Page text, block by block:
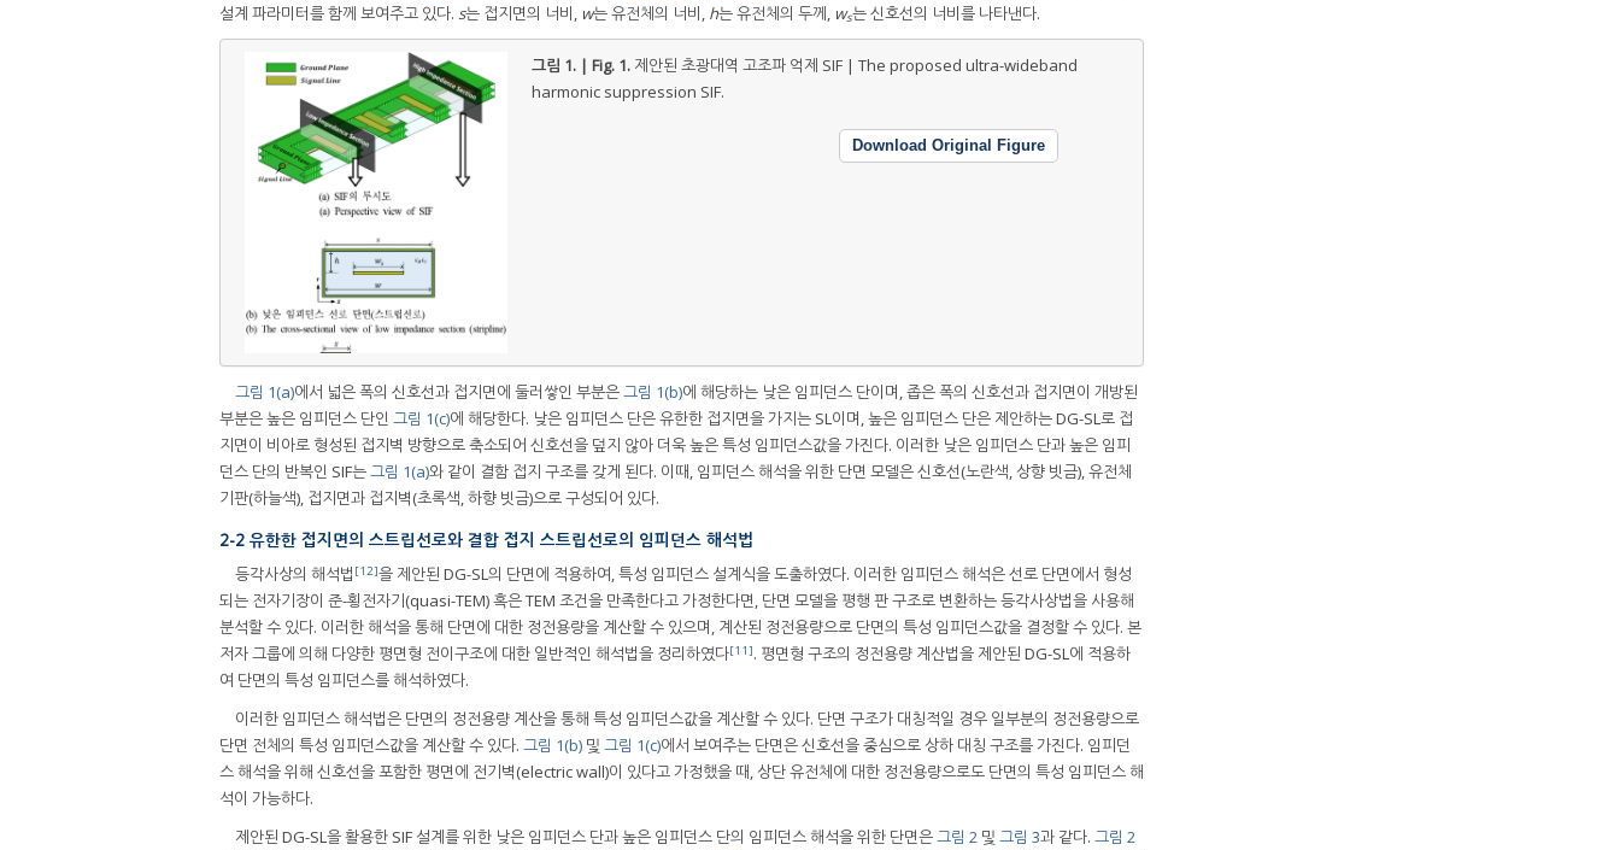
설계 파라미터를 함께 보여주고 있다. s는 접지면의 너비, w는 유전체의 너비, h는 유전체의 두께, ws는 신호선의 너비를 나타낸다.
그림 1. | Fig. 1. 제안된 초광대역 고조파 억제 SIF | The proposed ultra-wideband
harmonic suppression SIF.
Download Original Figure
그림 1(a)에서 넓은 폭의 신호선과 접지면에 둘러쌓인 부분은그림 1(b)에 해당하는 낮은 임피던스 단이며, 좁은 폭의 신호선과 접지면이 개방된
부분은 높은 임피던스 단인 그림 1(c)에 해당한다. 낮은 임피던스 단은 유한한 접지면을 가지는 SL이며, 높은 임피던스 단은 제안하는 DG-SL로 접
지면이 비아로 형성된 접지벽 방향으로 축소되어 신호선을 덮지 않아 더욱 높은 특성 임피던스값을 가진다. 이러한 낮은 임피던스 단과 높은 임피
던스 단의 반복인 SIF는그림 1(a)와 같이 결함 접지 구조를 갖게 된다. 이때, 임피던스 해석을 위한 단면 모델은 신호선(노란색, 상향 빗금), 유전체
기판(하늘색), 접지면과 접지벽(초록색, 하향 빗금)으로 구성되어 있다.
2-2 유한한 접지면의 스트립선로와 결합 접지 스트립선로의 임피던스 해석법
등각사상의 해석법 [12]을 제안된 DG-SL의 단면에 적용하여, 특성 임피던스 설계식을 도출하였다. 이러한 임피던스 해석은 선로 단면에서 형성
되는 전자기장이 준-횡전자기(quasi-TEM) 혹은 TEM 조건을 만족한다고 가정한다면, 단면 모델을 평행 판 구조로 변환하는 등각사상법을 사용해
분석할 수 있다. 이러한 해석을 통해 단면에 대한 정전용량을 계산할 수 있으며, 계산된 정전용량으로 단면의 특성 임피던스값을 결정할 수 있다. 본
저자 그룹에 의해 다양한 평면형 전이구조에 대한 일반적인 해석법을 정리하였다[11]. 평면형 구조의 정전용량 계산법을 제안된 DG-SL에 적용하
여 단면의 특성 임피던스를 해석하였다.
이러한 임피던스 해석법은 단면의 정전용량 계산을 통해 특성 임피던스값을 계산할 수 있다. 단면 구조가 대칭적일 경우 일부분의 정전용량으로
단면 전체의 특성 임피던스값을 계산할 수 있다. 그림 1(b) 및 그림 1(c)에서 보여주는 단면은 신호선을 중심으로 상하 대칭 구조를 가진다. 임피던
스 해석을 위해 신호선을 포함한 평면에 전기벽(electric wall)이 있다고 가정했을 때, 상단 유전체에 대한 정전용량으로도 단면의 특성 임피던스 해
석이 가능하다.
제안된 DG-SL을 활용한 SIF 설계를 위한 낮은 임피던스 단과 높은 임피던스 단의 임피던스 해석을 위한 단면은그림 2 및 그림 3과 같다. 그림 2